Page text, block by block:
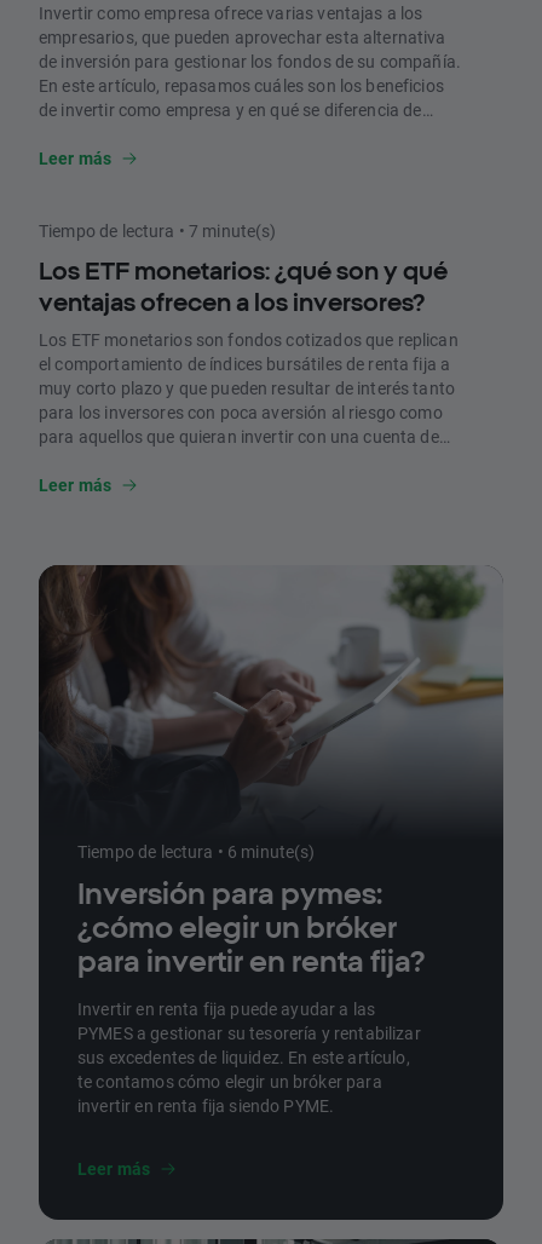
Invertir como empresa ofrece varias ventajas a los
empresarios, que pueden aprovechar esta alternativa
de inversión para gestionar los fondos de su compañía.
En este artículo, repasamos cuáles son los beneficios
de invertir como empresa y en qué se diferencia de
Leer más
Tiempo de lectura • 7 minute(s)
Los ETF monetarios: ¿qué son y qué
ventajas ofrecen a los inversores?
Los ETF monetarios son fondos cotizados que replican
el comportamiento de índices bursátiles de renta fija a
muy corto plazo y que pueden resultar de interés tanto
para los inversores con poca aversión al riesgo como
para aquellos que quieran invertir con una cuenta de
ventajas y riesgos presentan.
Leer más
Tiempo de lectura • 6 minute(s)
Inversión para pymes:
¿cómo elegir un bróker
para invertir en renta fija?
Invertir en renta fija puede ayudar a las
PYMES a gestionar su tesorería y rentabilizar
sus excedentes de liquidez. En este artículo,
te contamos cómo elegir un bróker para
invertir en renta fija siendo PYME.
Leer más